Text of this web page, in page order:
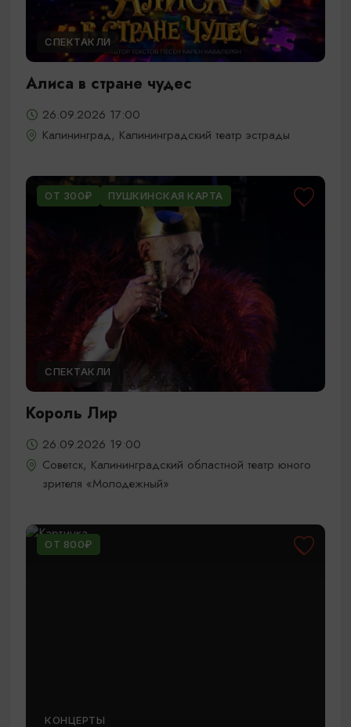
СПЕКТАКЛИ
Алиса в стране чудес
26.09.2026 17:00
Калининград, Калининградский театр эстрады
ОТ 300₽ ПУШКИНСКАЯ КАРТА
СПЕКТАКЛИ
Король Лир
26.09.2026 19:00
Советск, Калининградский областной театр юного
зрителя «Молодежный»
ОТ 800₽
КОНЦЕРТЫ